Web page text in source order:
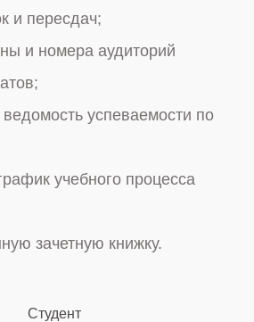
и пересдач;
и номера аудиторий
успеваемости по
учебного процесса
зачетную книжку.
Студент